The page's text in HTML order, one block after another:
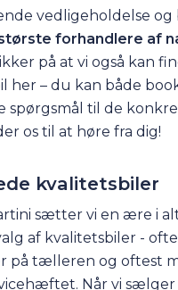
vedligeholdelse og
forhandlere af
på at vi også kan
her – du kan både
spørgsmål til de
os til at høre fra dig!
kvalitetsbiler
sætter vi en ære i
af kvalitetsbiler -
på tælleren og oftest
Når vi sælger